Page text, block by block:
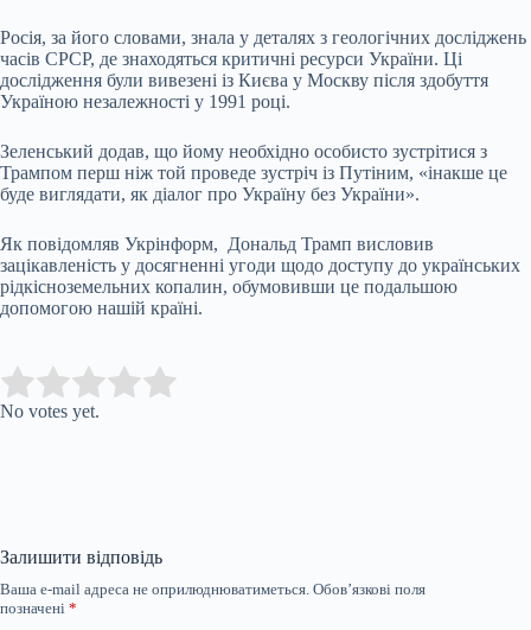
Росія, за його словами, знала у деталях з геологічних досліджень
часів СРСР, де знаходяться критичні ресурси України. Ці
дослідження були вивезені із Києва у Москву після здобуття
Україною незалежності у 1991 році.
Зеленський додав, що йому необхідно особисто зустрітися з
Трампом перш ніж той проведе зустріч із Путіним, «інакше це
буде виглядати, як діалог про Україну без України».
Як повідомляв Укрінформ, Дональд Трамп висловив
зацікавленість у досягненні угоди щодо доступу до українських
рідкісноземельних копалин, обумовивши це подальшою
допомогою нашій країні.
Rate this item:
No votes yet.
Залишити відповідь
Ваша e-mail адреса не оприлюднюватиметься. Обов’язкові поля
позначені *